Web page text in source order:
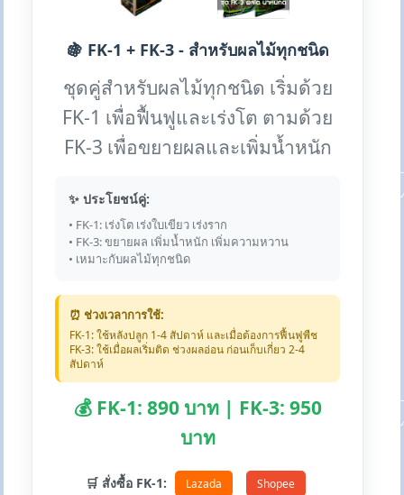
🍇 FK-1 + FK-3 - สำหรับผลไม้ทุกชนิด
ชุดคู่สำหรับผลไม้ทุกชนิด เริ่มด้วย
FK-1 เพื่อฟื้นฟูและเร่งโต ตามด้วย
FK-3 เพื่อขยายผลและเพิ่มน้ำหนัก
✨ ประโยชน์คู่:
• FK-1: เร่งโต เร่งใบเขียว เร่งราก
• FK-3: ขยายผล เพิ่มน้ำหนัก เพิ่มความหวาน
• เหมาะกับผลไม้ทุกชนิด
⏰ ช่วงเวลาการใช้:
FK-1: ใช้หลังปลูก 1-4 สัปดาห์ และเมื่อต้องการฟื้นฟูพืช
FK-3: ใช้เมื่อผลเริ่มติด ช่วงผลอ่อน ก่อนเก็บเกี่ยว 2-4
สัปดาห์
💰 FK-1: 890 บาท | FK-3: 950
บาท
🛒 สั่งซื้อ FK-1: Lazada Shopee